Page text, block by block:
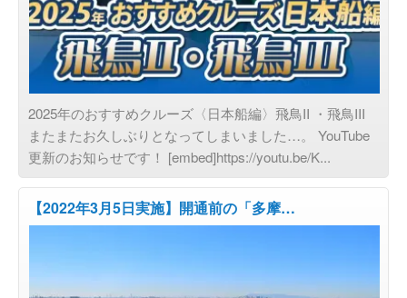
2025年のおすすめクルーズ〈日本船編〉飛鳥II ・飛鳥III
またまたお久しぶりとなってしまいました…。 YouTube
更新のお知らせです！ [embed]https://youtu.be/K...
【2022年3月5日実施】開通前の「多摩…